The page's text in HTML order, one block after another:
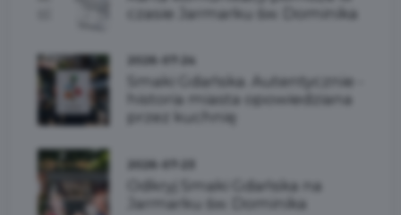
czasie Jarmarku św. Dominika
Smaki Gdańska. Autentycznie -
historia miasta opowiedziana
przez kuchnię
2026-07-23
Odkryj Smaki Gdańska na
Jarmarku św. Dominika